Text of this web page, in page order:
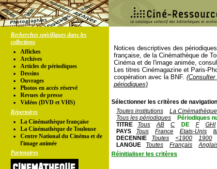
Recherches spécifiques dans les
collections
Affiches
Archives
Articles de périodiques
Dessins
Ouvrages
Photos en accés réservé
Revues de presse
Vidéos (DVD et VHS)
Répertoires
La Cinémathèque française
La Cinémathèque de Toulouse
Centre National du Cinéma et de
l'image animée
Partenaires
Notices descriptives des
française, de la Cinémathèque de
Cinéma et de l'image animée,
Les titres Cinémagazine et Paris-
coopération avec la BNF.
périodiques)
Sélectionner les critères de
Toutes institutions
La
Tous les périodiques
Périodiques
TITRE
Tous AB C DE F
GHI
PAYS
Tous France Etats-Unis
DECENNIE
Toutes <1900
1900
LANGUE
Toutes Français
Réinitialiser les critères